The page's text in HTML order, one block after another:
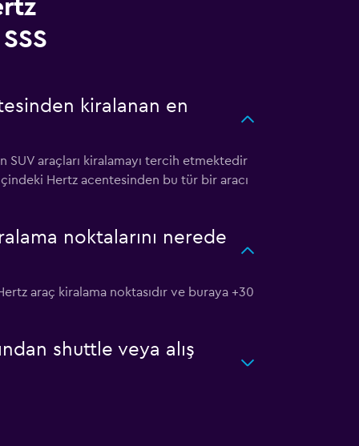
kiralanan en
SUV araçları kiralamayı tercih etmektedir
Hertz acentesinden bu tür bir aracı
noktalarını nerede
araç kiralama noktasıdır ve buraya +30
shuttle veya alış